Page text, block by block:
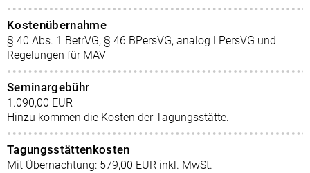
Kostenübernahme
§ 40 Abs. 1 BetrVG, § 46 BPersVG, analog LPersVG und
Regelungen für MAV
Seminargebühr
1.090,00 EUR
Hinzu kommen die Kosten der Tagungsstätte.
Tagungsstättenkosten
Mit Übernachtung: 579,00 EUR inkl. MwSt.